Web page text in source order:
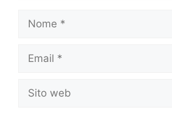
Nome
Email
Sito
web